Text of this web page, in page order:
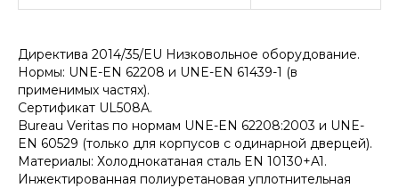
Директива 2014/35/EU Низковольное оборудование.
Нормы: UNE-EN 62208 и UNE-EN 61439-1 (в
применимых частях).
Сертификат UL508A.
Bureau Veritas по нормам UNE-EN 62208:2003 и UNE-
EN 60529 (только для корпусов с одинарной дверцей).
Материалы: Холоднокатаная сталь EN 10130+A1.
Инжектированная полиуретановая уплотнительная